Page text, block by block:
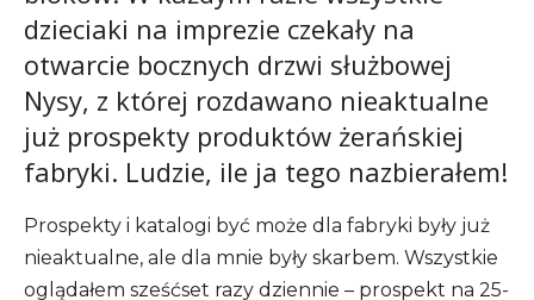
dzieciaki na imprezie czekały na
otwarcie bocznych drzwi służbowej
Nysy, z której rozdawano nieaktualne
już prospekty produktów żerańskiej
fabryki. Ludzie, ile ja tego nazbierałem!
Prospekty i katalogi być może dla fabryki były już
nieaktualne, ale dla mnie były skarbem. Wszystkie
oglądałem sześćset razy dziennie – prospekt na 25-